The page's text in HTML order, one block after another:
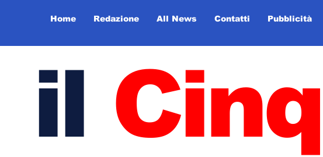
Home Redazione All News Contatti Pubblicità
il